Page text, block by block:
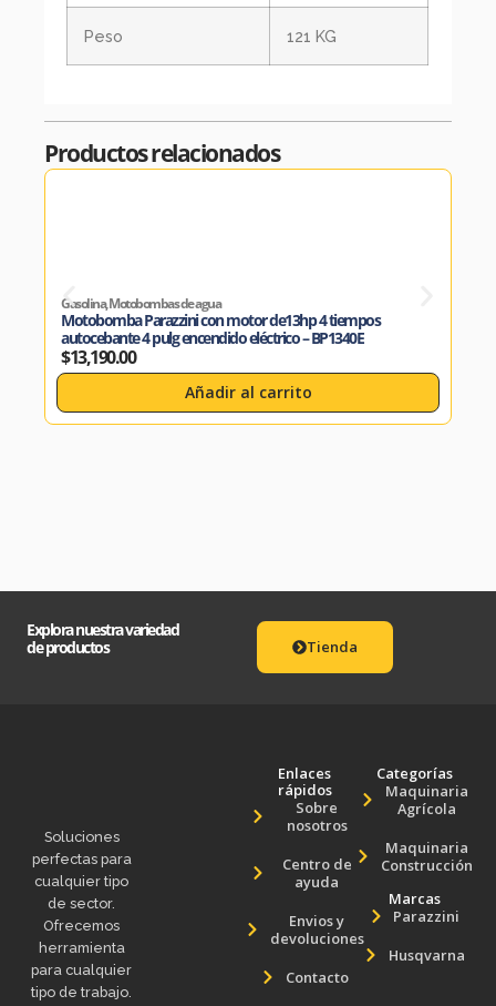
Peso 121 KG
Productos relacionados
Gasolina,Motobombas de agua
Motobomba Parazzini con motor de13hp 4 tiempos
autocebante 4 pulg encendido eléctrico – BP1340E
$13,190.00
Añadir al carrito
Explora nuestra variedad
de productos
Tienda
Soluciones
perfectas para
cualquier tipo
de sector.
Ofrecemos
herramienta
para cualquier
tipo de trabajo.
Enlaces
rápidos
Sobre
nosotros
Centro de
ayuda
Envios y
devoluciones
Contacto
Categorías
Maquinaria
Agrícola
Maquinaria
Construcción
Marcas
Parazzini
Husqvarna